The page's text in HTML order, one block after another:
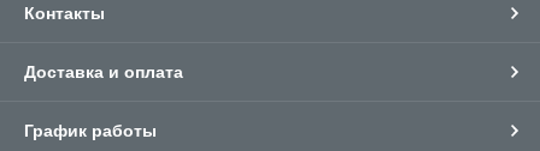
Контакты
Доставка и оплата
График работы